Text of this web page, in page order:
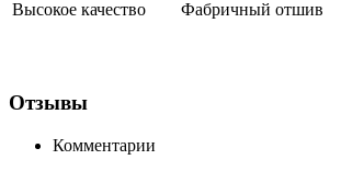
Высокое качество Фабричный отшив
Отзывы
Комментарии